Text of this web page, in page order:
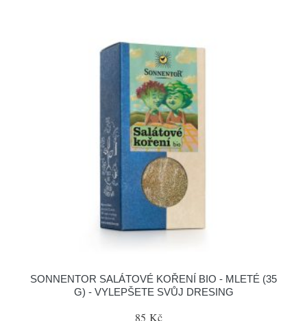
SONNENTOR SALÁTOVÉ KOŘENÍ BIO - MLETÉ (35
G) - VYLEPŠETE SVŮJ DRESING
85 Kč